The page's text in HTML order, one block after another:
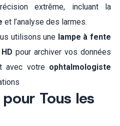
extrême, incluant la
et l’analyse des larmes.
utilisons une lampe à fente
pour archiver vos données
avec votre ophtalmologiste
Tous les